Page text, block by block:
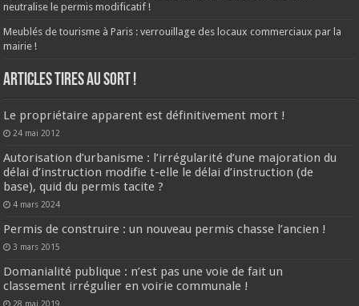
neutralise le permis modificatif !
Meublés de tourisme à Paris : verrouillage des locaux commerciaux par la
mairie !
ARTICLES TIRES AU SORT !
Le propriétaire apparent est définitivement mort !
24 mai 2012
Autorisation d’urbanisme : l’irrégularité d’une majoration du
délai d’instruction modifie t-elle le délai d’instruction (de
base), quid du permis tacite ?
4 mars 2024
Permis de construire : un nouveau permis chasse l’ancien !
3 mars 2015
Domanialité publique : n’est pas une voie de fait un
classement irrégulier en voirie communale !
28 mai 2019